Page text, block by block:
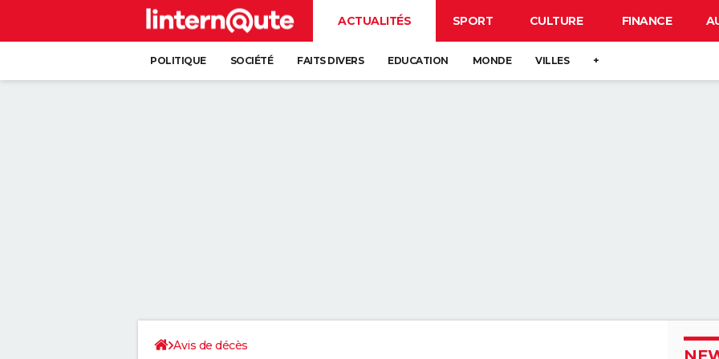
ACTUALITÉS SPORT CULTURE FINANCE
POLITIQUE SOCIÉTÉ FAITS DIVERS EDUCATION MONDE VILLES +
Avis de décès